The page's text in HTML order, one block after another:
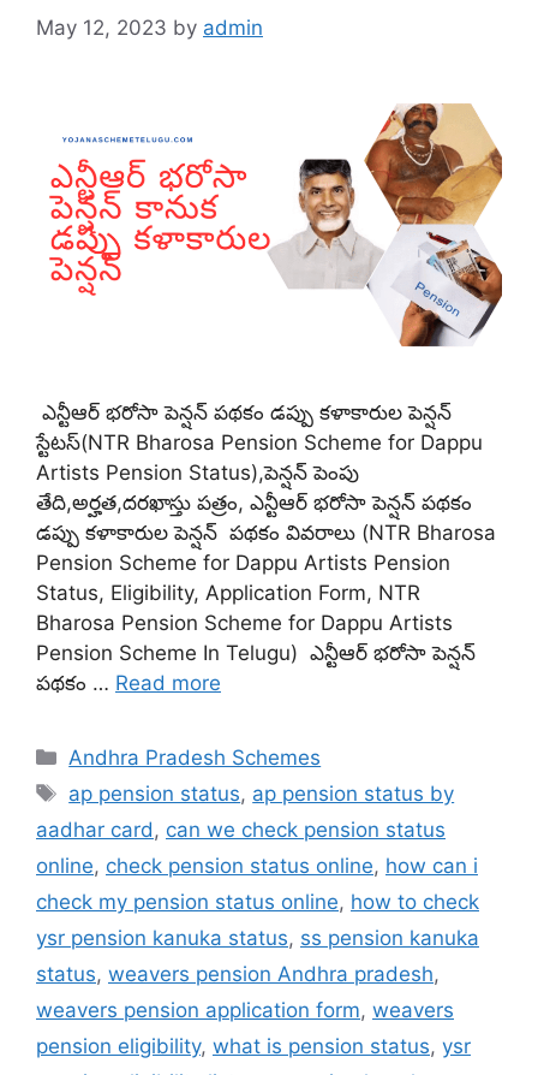
May 12, 2023 by admin
ఎన్టీఆర్ భరోసా పెన్షన్ పథకం డప్పు కళాకారుల పెన్షన్
స్టేటస్(NTR Bharosa Pension Scheme for Dappu
Artists Pension Status),పెన్షన్ పెంపు
తేది,అర్హత,దరఖాస్తు పత్రం, ఎన్టీఆర్ భరోసా పెన్షన్ పథకం
డప్పు కళాకారుల పెన్షన్ పథకం వివరాలు (NTR Bharosa
Pension Scheme for Dappu Artists Pension
Status, Eligibility, Application Form, NTR
Bharosa Pension Scheme for Dappu Artists
Pension Scheme In Telugu) ఎన్టీఆర్ భరోసా పెన్షన్
పథకం … Read more
Categories
Andhra Pradesh Schemes
Tags
ap pension status, ap pension status by
aadhar card , can we check pension status
online, check pension status online, how can i
check my pension status online, how to check
ysr pension kanuka status, ss pension kanuka
status, weavers pension Andhra pradesh,
weavers pension application form, weavers
pension eligibility, what is pension status, ysr